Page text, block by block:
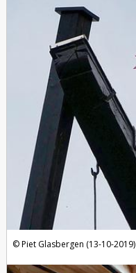
Piet Glasbergen (13-10-2019)